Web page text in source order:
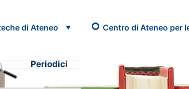
di Ateneo Centro di Ateneo per
Periodici